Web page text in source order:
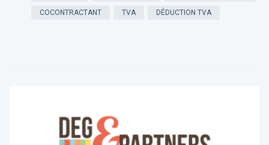
COCONTRACTANT TVA DÉDUCTION TVA